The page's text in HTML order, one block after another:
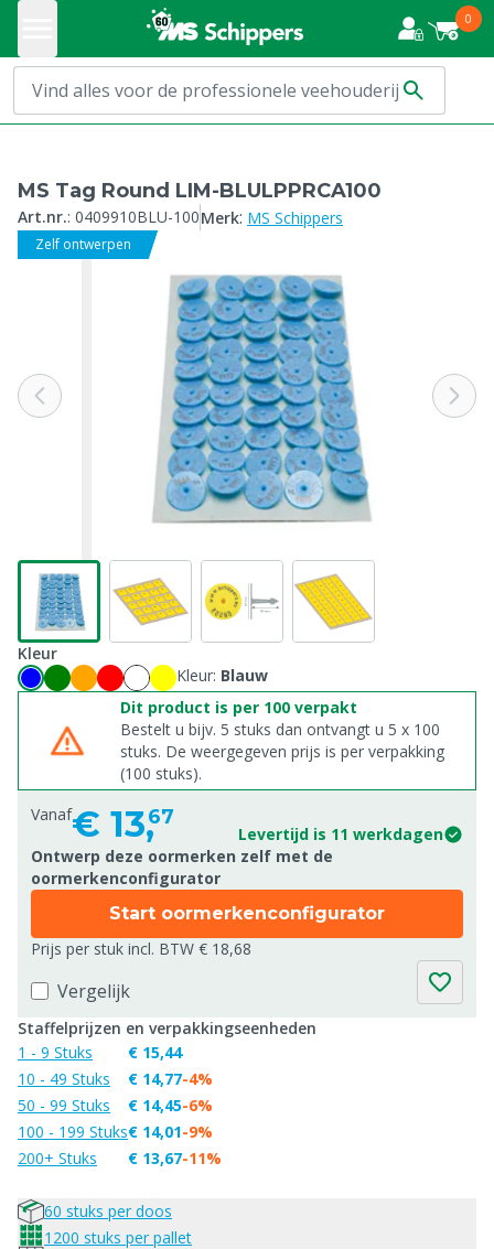
0
MS Tag Round LIM-BLULPPRCA100
Art.nr.: 0409910BLU-100Merk: MS Schippers
Zelf ontwerpen
Kleur
Kleur: Blauw
Dit product is per 100 verpakt
Bestelt u bijv. 5 stuks dan ontvangt u 5 x 100
stuks. De weergegeven prijs is per verpakking
(100 stuks).
Vanaf€ 13,67
Levertijd is 11 werkdagen
Ontwerp deze oormerken zelf met de
oormerkenconfigurator
Start oormerkenconfigurator
Prijs per stuk incl. BTW € 18,68
Vergelijk
Staffelprijzen en verpakkingseenheden
1 - 9 Stuks
10 - 49 Stuks
50 - 99 Stuks
100 - 199 Stuks
200+ Stuks
€ 15,44
€ 14,77
€ 14,45
€ 14,01
€ 13,67
-4%
-6%
-9%
-11%
60 stuks per doos
1200 stuks per pallet